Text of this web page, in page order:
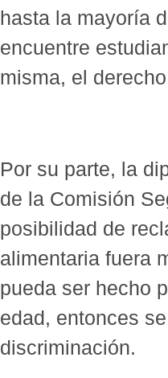
hasta la mayoría
encuentre
misma, el
Por su parte, la
de la Comisión
posibilidad de
alimentaria fuera
pueda ser hecho
edad, entonces
discriminación.